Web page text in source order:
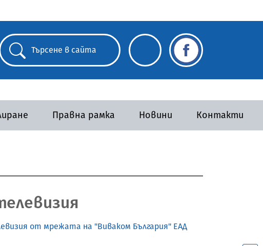
Правна рамка Новини Контакти
от мрежата на "Виваком България" ЕАД